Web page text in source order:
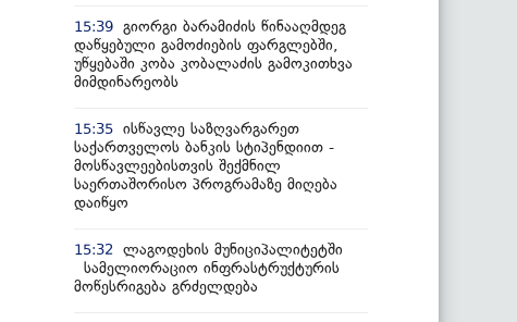
15:39 გიორგი ბარამიძის წინააღმდეგ
დაწყებული გამოძიების ფარგლებში,
უწყებაში კობა კობალაძის გამოკითხვა
მიმდინარეობს
15:35 ისწავლე საზღვარგარეთ
საქართველოს ბანკის სტიპენდიით -
მოსწავლეებისთვის შექმნილ
საერთაშორისო პროგრამაზე მიღება
დაიწყო
15:32
ლაგოდეხის მუნიციპალიტეტში
სამელიორაციო ინფრასტრუქტურის
მოწესრიგება გრძელდება